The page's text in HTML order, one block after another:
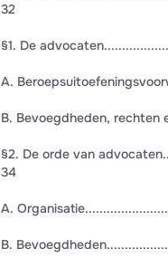
32
§1. De
A.
B. Bevoegdheden, rechten
§2. De orde van
34
A.
B.